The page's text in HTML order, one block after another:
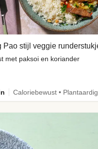
met paksoi en koriander
Caloriebewust • Plantaardig